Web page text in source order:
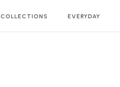
COLLECTIONS EVERYDAY